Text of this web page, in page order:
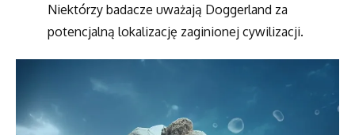
Niektórzy badacze uważają Doggerland za
potencjalną lokalizację zaginionej cywilizacji.